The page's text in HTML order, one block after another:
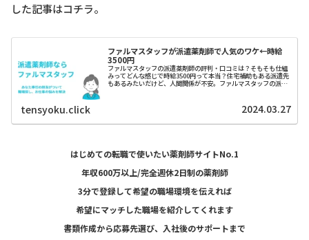
した記事はコチラ。
ファルマスタッフが派遣薬剤師で人気のワケ←時給
3500円
ファルマスタッフの派遣薬剤師の評判・口コミは？そもそも仕組
みってどんな感じで時給3500円って本当？住宅補助もある派遣先
もあるみたいだけど、人間関係が不安。ファルマスタッフの派遣
tensyoku.click 2024.03.27
はじめての転職で使いたい薬剤師サイトNo.1
年収600万以上/完全週休2日制の薬剤師
3分で登録して希望の職場環境を伝えれば
希望にマッチした職場を紹介してくれます
書類作成から応募先選び、入社後のサポートまで